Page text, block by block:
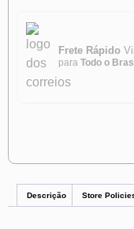
Frete Rápido
para Todo o
Descrição Store